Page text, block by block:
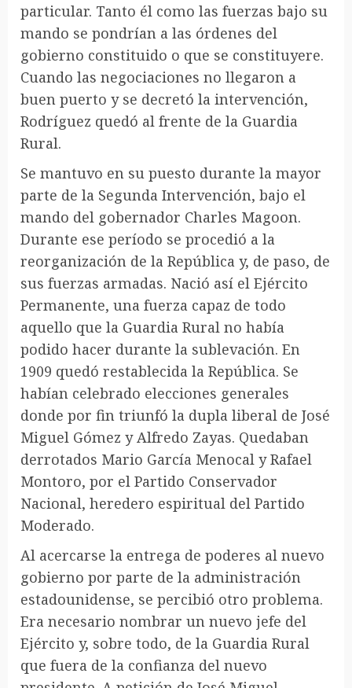
particular. Tanto él como las fuerzas bajo su
mando se pondrían a las órdenes del
gobierno constituido o que se constituyere.
Cuando las negociaciones no llegaron a
buen puerto y se decretó la intervención,
Rodríguez quedó al frente de la Guardia
Rural.
Se mantuvo en su puesto durante la mayor
parte de la Segunda Intervención, bajo el
mando del gobernador Charles Magoon.
Durante ese período se procedió a la
reorganización de la República y, de paso, de
sus fuerzas armadas. Nació así el Ejército
Permanente, una fuerza capaz de todo
aquello que la Guardia Rural no había
podido hacer durante la sublevación. En
1909 quedó restablecida la República. Se
habían celebrado elecciones generales
donde por fin triunfó la dupla liberal de José
Miguel Gómez y Alfredo Zayas. Quedaban
derrotados Mario García Menocal y Rafael
Montoro, por el Partido Conservador
Nacional, heredero espiritual del Partido
Moderado.
Al acercarse la entrega de poderes al nuevo
gobierno por parte de la administración
estadounidense, se percibió otro problema.
Era necesario nombrar un nuevo jefe del
Ejército y, sobre todo, de la Guardia Rural
que fuera de la confianza del nuevo